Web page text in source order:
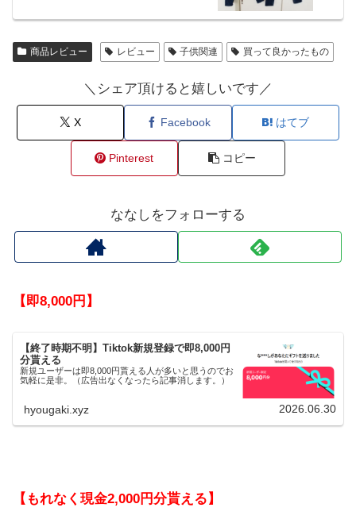
商品レビュー レビュー 子供関連 買って良かったもの
＼シェア頂けると嬉しいです／
X Facebook はてブ
Pinterest コピー
ななしをフォローする
【即8,000円】
【終了時期不明】Tiktok新規登録で即8,000円
分貰える
新規ユーザーは即8,000円貰える人が多いと思うのでお
気軽に是非。（広告出なくなったら記事消します。）
hyougaki.xyz 2026.06.30
【もれなく現金2,000円分貰える】